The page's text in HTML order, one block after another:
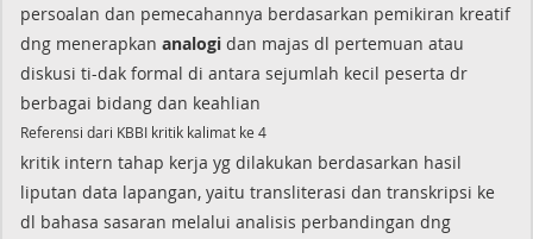
persoalan dan pemecahannya berdasarkan pemikiran kreatif
dng menerapkan analogi dan majas dl pertemuan atau
diskusi ti-dak formal di antara sejumlah kecil peserta dr
berbagai bidang dan keahlian
Referensi dari KBBI kritik kalimat ke 4
kritik intern tahap kerja yg dilakukan berdasarkan hasil
liputan data lapangan, yaitu transliterasi dan transkripsi ke
dl bahasa sasaran melalui analisis perbandingan dng